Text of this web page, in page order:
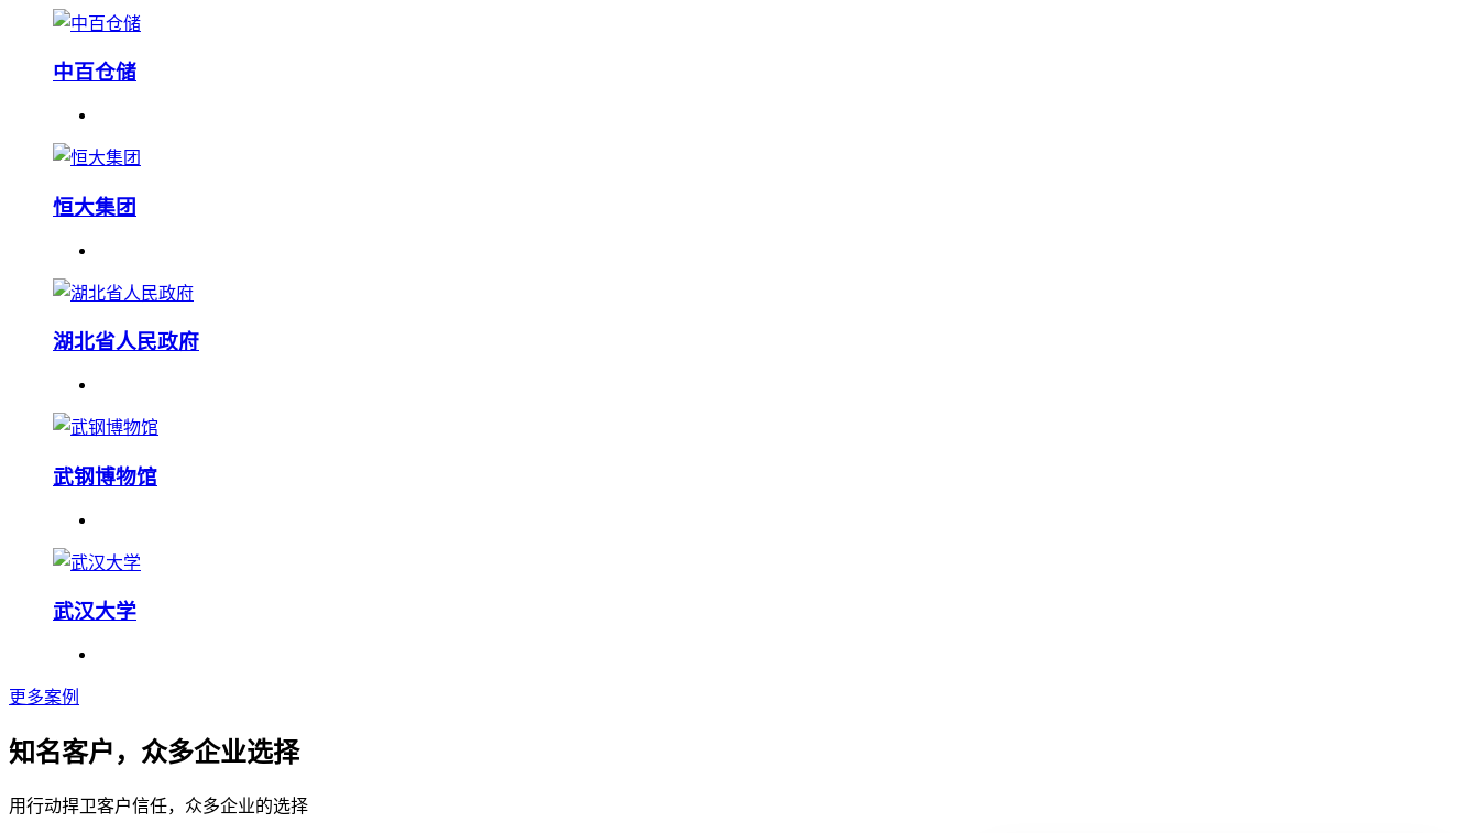
中百仓储
恒大集团
湖北省人民政府
武钢博物馆
武汉大学
更多案例
知名客户，众多企业选择
用行动捍卫客户信任，众多企业的选择